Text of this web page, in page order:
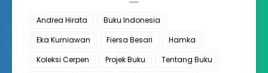
Andrea Hirata
Buku Indonesia
Eka Kurniawan
Fiersa Besari
Hamka
Koleksi Cerpen
Projek Buku
Tentang Buku